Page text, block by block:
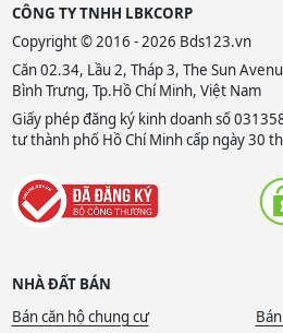
CÔNG TY TNHH LBKCORP
Copyright © 2016 - 2026 Bds123.vn
Căn 02.34, Lầu 2, Tháp 3, The Sun
Bình Trưng, Tp.Hồ Chí Minh, Việt Nam
Giấy phép đăng ký kinh doanh số
tư thành phố Hồ Chí Minh cấp ngày 30
NHÀ ĐẤT BÁN
Bán căn hộ chung cư